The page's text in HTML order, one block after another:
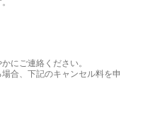
にご連絡ください。
合、下記のキャンセル料を申